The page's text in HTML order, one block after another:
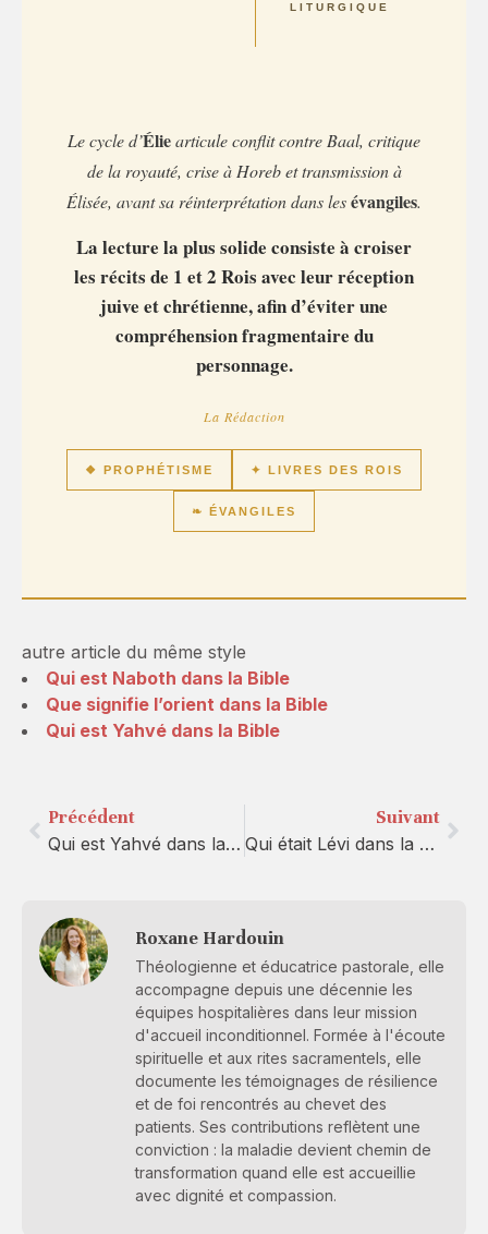
LITURGIQUE
Le cycle d’Éliearticule conflit contre Baal, critique
de la royauté, crise à Horeb et transmission à
Élisée, avant sa réinterprétation dans lesévangiles.
La lecture la plus solide consiste à croiser
les récits de 1 et 2 Rois avec leur réception
juive et chrétienne, afin d’éviter une
compréhension fragmentaire du
personnage.
La Rédaction
❖ PROPHÉTISME ✦ LIVRES DES ROIS
❧ ÉVANGILES
autre article du même style
Qui est Naboth dans la Bible
Que signifie l’orient dans la Bible
Qui est Yahvé dans la Bible
Précédent
Qui est Yahvé dans la Bible
Suivant
Qui était Lévi dans la Bible
Roxane Hardouin
Théologienne et éducatrice pastorale, elle
accompagne depuis une décennie les
équipes hospitalières dans leur mission
d'accueil inconditionnel. Formée à l'écoute
spirituelle et aux rites sacramentels, elle
documente les témoignages de résilience
et de foi rencontrés au chevet des
patients. Ses contributions reflètent une
conviction : la maladie devient chemin de
transformation quand elle est accueillie
avec dignité et compassion.